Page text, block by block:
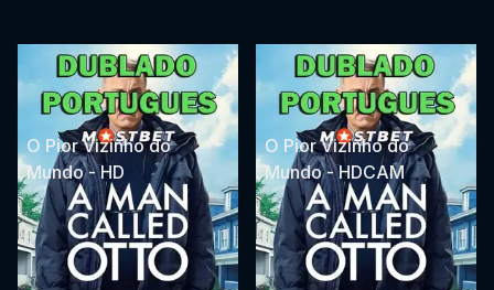
O Pior Vizinho do
Mundo - HD
O Pior Vizinho do
Mundo - HDCAM